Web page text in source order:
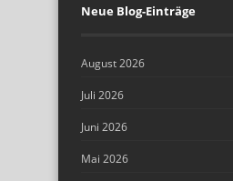
Neue Blog-Einträge
August 2026
Juli 2026
Juni 2026
Mai 2026